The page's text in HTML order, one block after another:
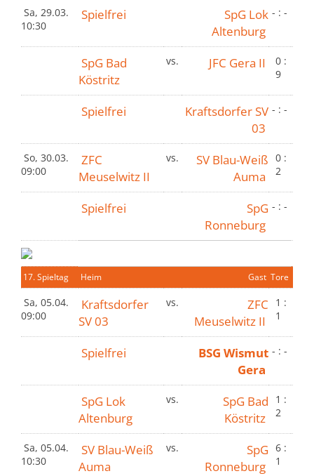
Sa, 29.03.
10:30
Spielfrei
SpG Lok
Altenburg
- : -
SpG Bad
Köstritz
vs. JFC Gera II
0 :
9
Spielfrei
Kraftsdorfer SV
03
- : -
So, 30.03.
09:00
ZFC
Meuselwitz II
vs.
SV Blau-Weiß
Auma
0 :
2
Spielfrei
SpG
Ronneburg
- : -
17. Spieltag Heim Gast Tore
Sa, 05.04.
09:00
Kraftsdorfer
SV 03
vs.
ZFC
Meuselwitz II
1 :
1
Spielfrei
BSG Wismut
Gera
- : -
SpG Lok
Altenburg
vs.
SpG Bad
Köstritz
1 :
2
Sa, 05.04.
10:30
SV Blau-Weiß
Auma
vs.
SpG
Ronneburg
6 :
1